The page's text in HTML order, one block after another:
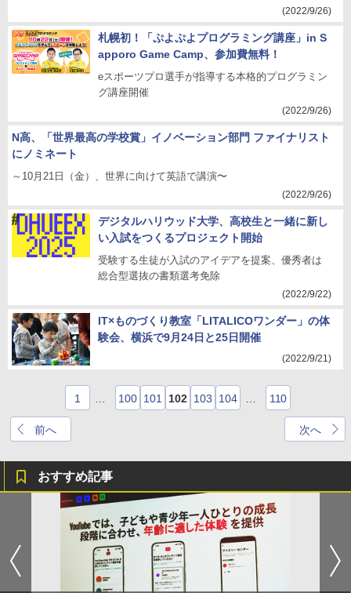
(2022/9/26)
札幌初！「ぷよぷよプログラミング講座」in S
apporo Game Camp、参加費無料！
eスポーツプロ選手が指導する本格的プログラミン
グ講座開催
(2022/9/26)
N高、「世界最高の学校賞」イノベーション部門 ファイナリスト
にノミネート
～10月21日（金）、世界に向けて英語で講演〜
(2022/9/26)
デジタルハリウッド大学、高校生と一緒に新し
い入試をつくるプロジェクト開始
受験する生徒が入試のアイデアを提案、優秀者は
総合型選抜の書類選考免除
(2022/9/22)
IT×ものづくり教室「LITALICOワンダー」の体
験会、横浜で9月24日と25日開催
(2022/9/21)
前へ
1 100 101 102 103 104 110
次へ
おすすめ記事